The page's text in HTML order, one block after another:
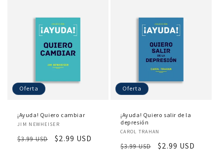
Oferta
¡Ayuda! Quiero cambiar
Proveedor:
JIM NEWHEISER
Precio
$3.99 USD
Precio
$2.99 USD
Oferta
¡Ayuda! Quiero salir de la
depresión
Proveedor:
CAROL TRAHAN
Precio
$3.99 USD
Precio
$2.99 USD